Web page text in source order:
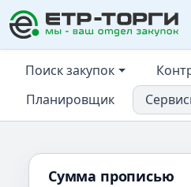
ЕТР-ТОРГИ
Поиск закупок
Планировщик
Сумма прописью